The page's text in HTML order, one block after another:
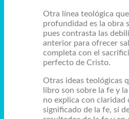
Otra línea teológica
profundidad es la obra
pues contrasta las
anterior para ofrecer
completa con el
perfecto de Cristo.
Otras ideas teológicas
libro son sobre la fe y
no explica con claridad
significado de la fe, sí